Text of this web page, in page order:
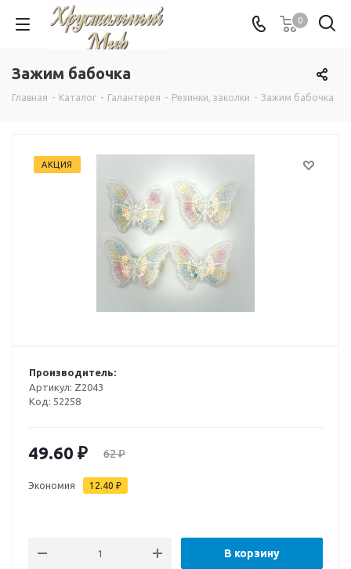
0
Зажим бабочка
Главная - Каталог - Галантерея - Резинки, заколки - Зажим бабочка
АКЦИЯ
Производитель:
Артикул: Z2043
Код: 52258
49.60 ₽ 62₽
Экономия 12.40 ₽
В корзину